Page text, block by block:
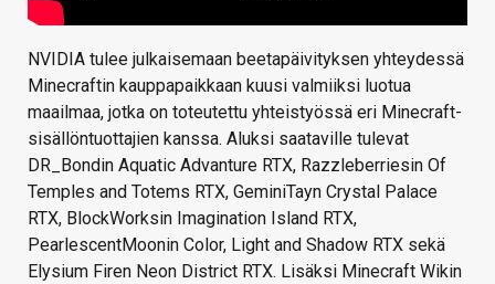
NVIDIA tulee julkaisemaan beetapäivityksen yhteydessä
Minecraftin kauppapaikkaan kuusi valmiiksi luotua
maailmaa, jotka on toteutettu yhteistyössä eri Minecraft-
sisällöntuottajien kanssa. Aluksi saataville tulevat
DR_Bondin Aquatic Advanture RTX, Razzleberriesin Of
Temples and Totems RTX, GeminiTayn Crystal Palace
RTX, BlockWorksin Imagination Island RTX,
PearlescentMoonin Color, Light and Shadow RTX sekä
Elysium Firen Neon District RTX. Lisäksi Minecraft Wikin